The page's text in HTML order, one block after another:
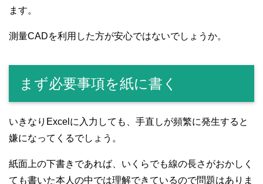
ます。
測量CADを利用した方が安心ではないでしょうか。
まず必要事項を紙に書く
いきなりExcelに入力しても、手直しが頻繁に発生すると
嫌になってくるでしょう。
紙面上の下書きであれば、いくらでも線の長さがおかしく
ても書いた本人の中では理解できているので問題はありま